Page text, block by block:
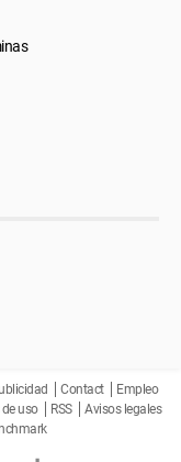
Contact
Empleo
uso RSS
Avisos legales